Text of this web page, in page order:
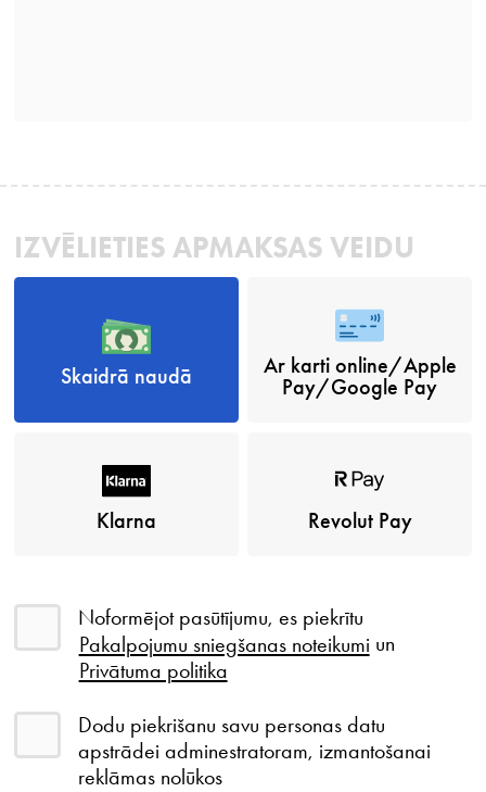
IZVĒLIETIES APMAKSAS VEIDU
Skaidrā naudā
Ar karti online/Apple
Pay/Google Pay
Klarna Revolut Pay
Noformējot pasūtījumu, es piekrītu
Pakalpojumu sniegšanas noteikumi un
Privātuma politika
Dodu piekrišanu savu personas datu
apstrādei adminestratoram, izmantošanai
reklāmas nolūkos